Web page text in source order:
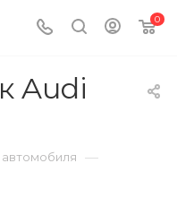
0
Audi
—